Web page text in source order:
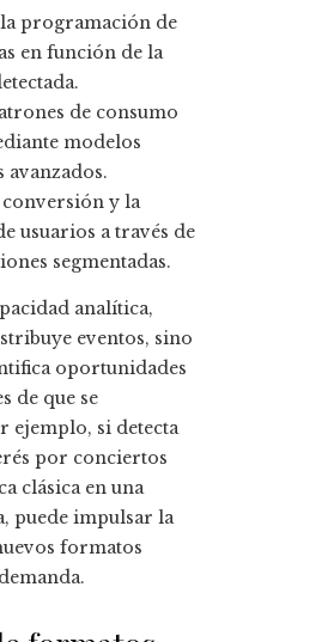
programación de
en función de la
de consumo
modelos
avanzados.
y la
usuarios a través de
segmentadas.
analítica,
eventos, sino
oportunidades
de que se
ejemplo, si detecta
por conciertos
clásica en una
puede impulsar la
formatos